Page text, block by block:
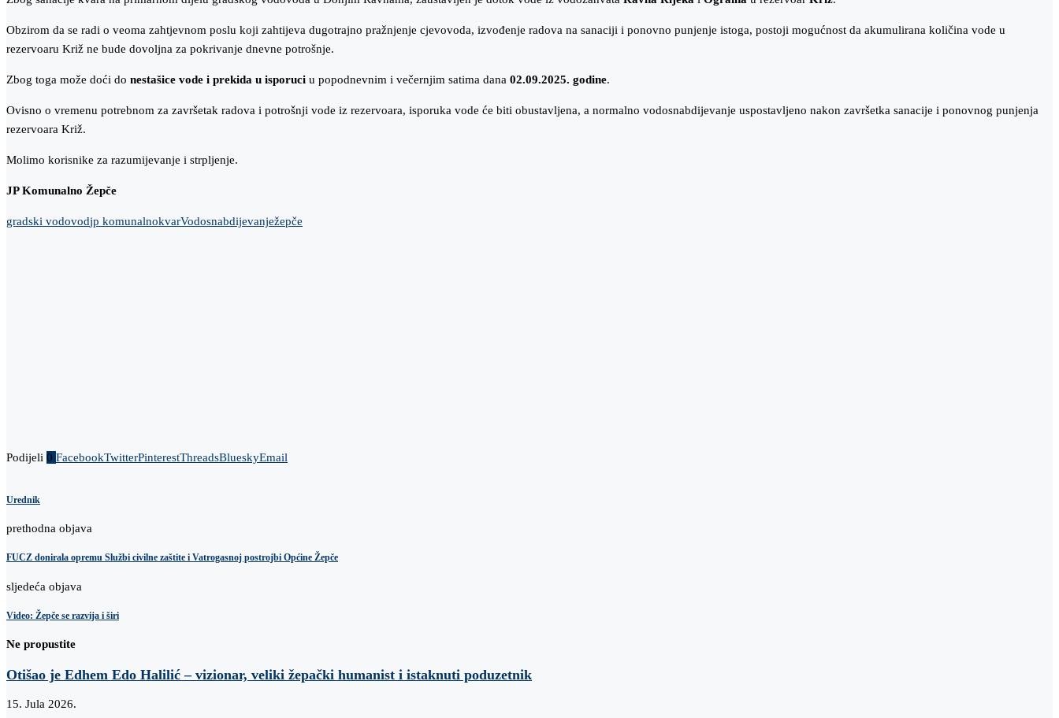
Obzirom da se radi o veoma zahtjevnom poslu koji zahtijeva dugotrajno pražnjenje cjevovoda, izvođenje radova na sanaciji i ponovno punjenje istoga, postoji mogućnost da akumulirana količina vode u
rezervoaru Križ ne bude dovoljna za pokrivanje dnevne potrošnje.
Zbog toga može doći do nestašice vode i prekida u isporuci u popodnevnim i večernjim satima dana 02.09.2025. godine.
Ovisno o vremenu potrebnom za završetak radova i potrošnji vode iz rezervoara, isporuka vode će biti obustavljena, a normalno vodosnabdijevanje uspostavljeno nakon završetka sanacije i ponovnog punjenja
rezervoara Križ.
Molimo korisnike za razumijevanje i strpljenje.
JP Komunalno Žepče
gradski vodovodjp komunalnokvarVodosnabdijevanježepče
Podijeli 0 FacebookTwitterPinterestThreadsBlueskyEmail
Urednik
prethodna objava
FUCZ donirala opremu Službi civilne zaštite i Vatrogasnoj postrojbi Općine Žepče
sljedeća objava
Video: Žepče se razvija i širi
Ne propustite
Otišao je Edhem Edo Halilić – vizionar, veliki žepački humanist i istaknuti poduzetnik
15. Jula 2026.